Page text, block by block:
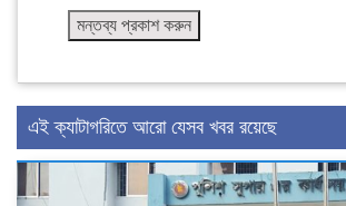
এই ক্যাটাগরিতে আরো যেসব খবর রয়েছে